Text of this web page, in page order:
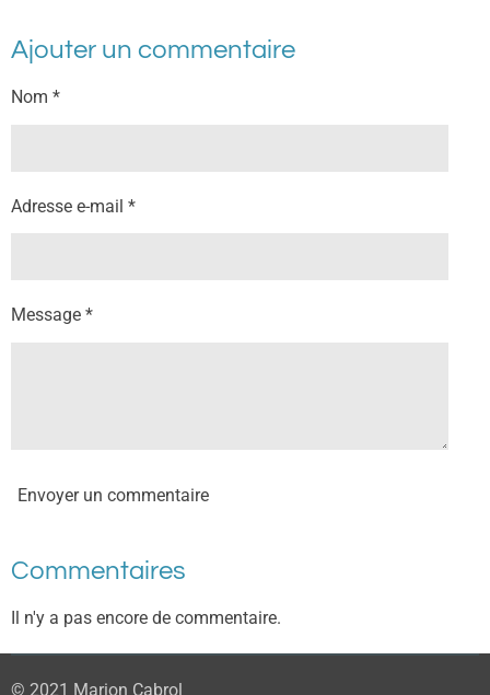
t
a
e
t
t
t
Ajouter un commentaire
Nom *
Adresse e-mail *
Message *
Envoyer un commentaire
Commentaires
Il n'y a pas encore de commentaire.
© 2021 Marion Cabrol